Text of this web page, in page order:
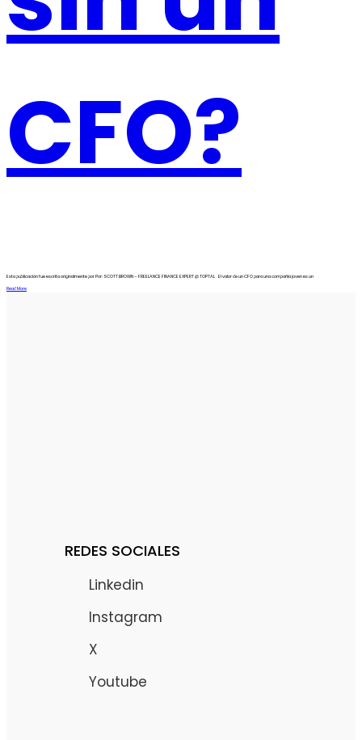
CFO?
Esta publicación fue escrita originalmente por Por: SCOTT BROWN – FREELANCE FINANCE EXPERT @ TOPTAL El valor de un CFO para una compañía joven es un
Read More
REDES SOCIALES
Linkedin
Instagram
X
Youtube